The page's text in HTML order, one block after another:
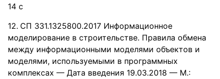
14 с
СП 331.1325800.2017 Информационное
моделирование в строительстве. Правила обмена
между информационными моделями объектов и
моделями, используемыми в программных
комплексах — Дата введения 19.03.2018 — М.: